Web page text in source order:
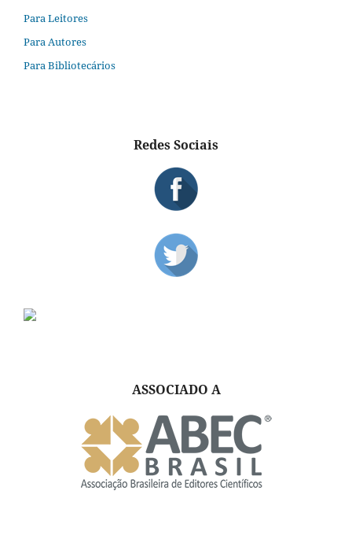
Para Leitores
Para Autores
Para Bibliotecários
Redes Sociais
ASSOCIADO A